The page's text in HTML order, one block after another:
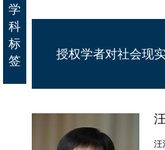
授权学者对社会现
汪
学
科
标
签